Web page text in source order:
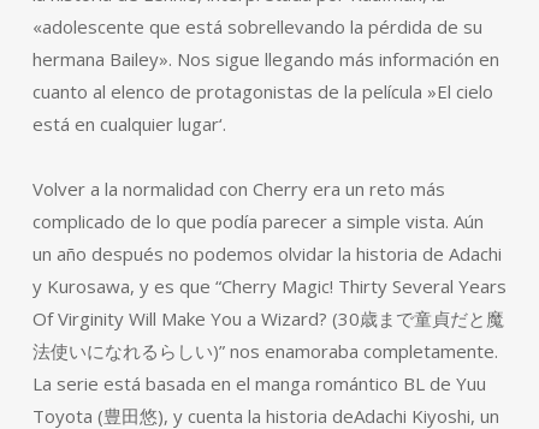
«adolescente que está sobrellevando la pérdida de su
hermana Bailey». Nos sigue llegando más información en
cuanto al elenco de protagonistas de la película »El cielo
está en cualquier lugar‘.
Volver a la normalidad con Cherry era un reto más
complicado de lo que podía parecer a simple vista. Aún
un año después no podemos olvidar la historia de Adachi
y Kurosawa, y es que “Cherry Magic! Thirty Several Years
Of Virginity Will Make You a Wizard? (30歳まで童貞だと魔
法使いになれるらしい)” nos enamoraba completamente.
La serie está basada en el manga romántico BL de Yuu
Toyota (豊田悠), y cuenta la historia deAdachi Kiyoshi, un